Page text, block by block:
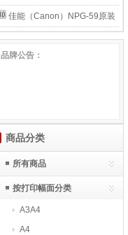
页 2520/2525 粉盒墨盒碳粉
墨粉
美c226原装碳粉TN223 柯尼
卡美能达 TN223CMYK（四
色套装） L标准装（黑色
2522粉盒碳粉墨盒 BP-
3151 原装 碳粉
印机一体机/打印机/工作台专
黑色 600×550×445mm（适
佳能（Canon）NPG-59原装
墨粉碳粉盒 g59墨粉盒硒鼓
（适用
品牌公告：
商品分类
所有商品
按打印幅面分类
A3A4
A4